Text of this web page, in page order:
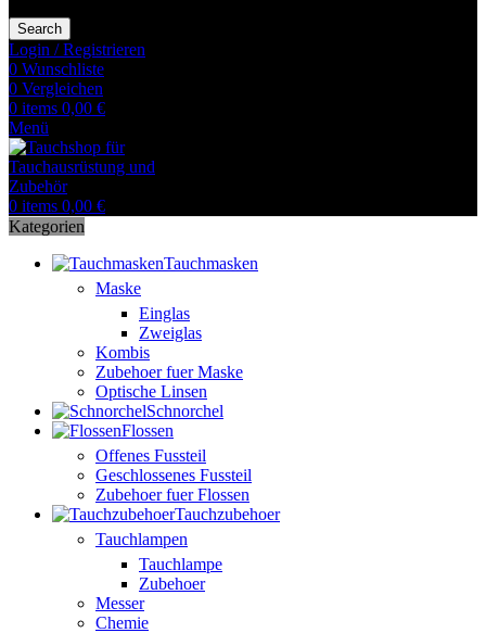
Search
Login / Registrieren
0 Wunschliste
0 Vergleichen
0 items 0,00 €
Menü
0 items 0,00 €
Kategorien
Tauchmasken
Maske
Einglas
Zweiglas
Kombis
Zubehoer fuer Maske
Optische Linsen
Schnorchel
Flossen
Offenes Fussteil
Geschlossenes Fussteil
Zubehoer fuer Flossen
Tauchzubehoer
Tauchlampen
Tauchlampe
Zubehoer
Messer
Chemie